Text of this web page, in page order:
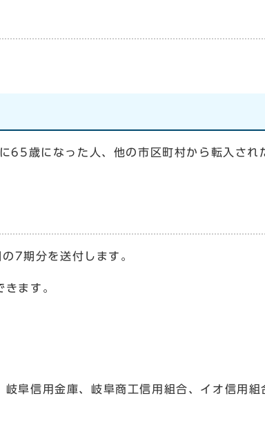
歳になった人、他の市区町村から転入され
7期分を送付します。
ます。
阜信用金庫、岐阜商工信用組合、イオ信用組